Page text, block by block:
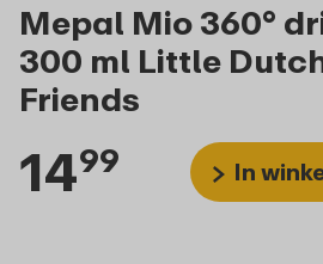
Mepal Mio 360°
300 ml Little
Friends
1499 In